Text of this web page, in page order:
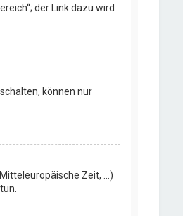
der Link dazu wird
können nur
Zeit, ...)